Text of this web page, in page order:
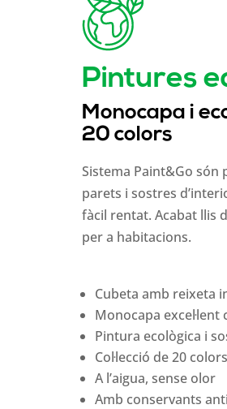
Pintures
Monocapa i
20 colors
Sistema Paint&Go són
parets i sostres
fàcil rentat. Acabat llis
per a habitacions.
Cubeta amb reixeta
Monocapa
Pintura ecològica i
Col·lecció de 20
A l’aigua, sense olor
Amb conservants